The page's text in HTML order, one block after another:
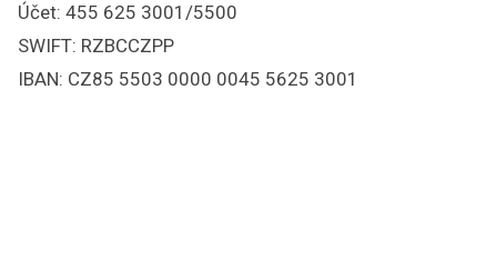
Účet: 455 625 3001/5500
SWIFT: RZBCCZPP
IBAN: CZ85 5503 0000 0045 5625 3001